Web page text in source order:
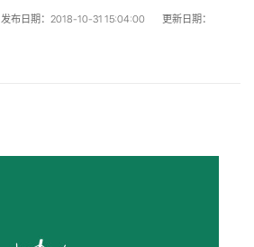
发布日期：2018-10-31 15:04:00
更新日期：